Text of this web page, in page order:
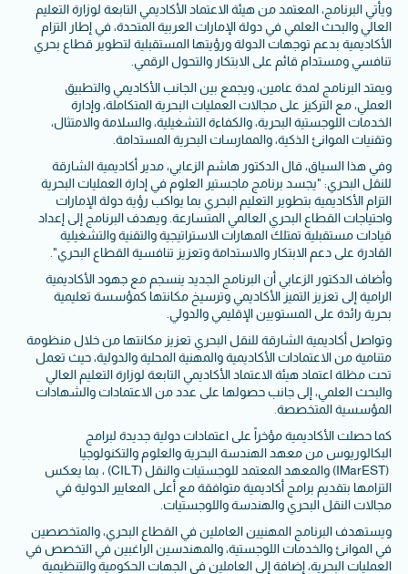
ويأتي البرنامج، المعتمد من هيئة الاعتماد الأكاديمي التابعة لوزارة التعليم
العالي والبحث العلمي في دولة الإمارات العربية المتحدة، في إطار التزام
الأكاديمية بدعم توجهات الدولة ورؤيتها المستقبلية لتطوير قطاع بحري
تنافسي ومستدام قائم على الابتكار والتحول الرقمي.
ويمتد البرنامج لمدة عامين، ويجمع بين الجانب الأكاديمي والتطبيق
العملي، مع التركيز على مجالات العمليات البحرية المتكاملة، وإدارة
الخدمات اللوجستية البحرية، والكفاءة التشغيلية، والسلامة والامتثال،
وتقنيات الموانئ الذكية، والممارسات البحرية المستدامة.
وفي هذا السياق، قال الدكتور هاشم الزعابي، مدير أكاديمية الشارقة
للنقل البحري: "يجسد برنامج ماجستير العلوم في إدارة العمليات البحرية
التزام الأكاديمية بتطوير التعليم البحري بما يواكب رؤية دولة الإمارات
واحتياجات القطاع البحري العالمي المتسارعة. ويهدف البرنامج إلى إعداد
قيادات مستقبلية تمتلك المهارات الاستراتيجية والتقنية والتشغيلية
القادرة على دعم الابتكار والاستدامة وتعزيز تنافسية القطاع البحري".
وأضاف الدكتور الزعابي أن البرنامج الجديد ينسجم مع جهود الأكاديمية
الرامية إلى تعزيز التميز الأكاديمي وترسيخ مكانتها كمؤسسة تعليمية
بحرية رائدة على المستويين الإقليمي والدولي.
وتواصل أكاديمية الشارقة للنقل البحري تعزيز مكانتها من خلال منظومة
متنامية من الاعتمادات الأكاديمية والمهنية المحلية والدولية، حيث تعمل
تحت مظلة اعتماد هيئة الاعتماد الأكاديمي التابعة لوزارة التعليم العالي
والبحث العلمي، إلى جانب حصولها على عدد من الاعتمادات والشهادات
المؤسسية المتخصصة.
كما حصلت الأكاديمية مؤخراً على اعتمادات دولية جديدة لبرامج
البكالوريوس من معهد الهندسة البحرية والعلوم والتكنولوجيا
(IMarEST) والمعهد المعتمد للوجستيات والنقل (CILT) ، بما يعكس
التزامها بتقديم برامج أكاديمية متوافقة مع أعلى المعايير الدولية في
مجالات النقل البحري والهندسة واللوجستيات.
ويستهدف البرنامج المهنيين العاملين في القطاع البحري، والمتخصصين
في الموانئ والخدمات اللوجستية، والمهندسين الراغبين في التخصص في
العمليات البحرية، إضافة إلى العاملين في الجهات الحكومية والتنظيمية